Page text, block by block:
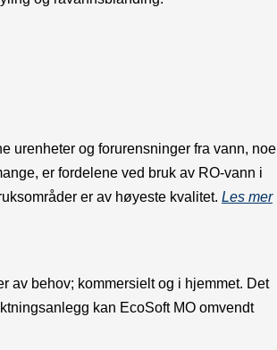
urenheter og forurensninger fra vann, noe
er fordelene ved bruk av RO-vann i
er av høyeste kvalitet. Les mer
av behov; kommersielt og i hjemmet. Det
kan EcoSoft MO omvendt